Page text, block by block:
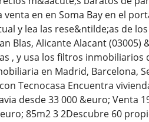
en en Soma Bay en el
y lea las rese&ntilde;as de
Blas, Alicante Alacant
, y usa los filtros
en Madrid, Barcelona,
Tecnocasa Encuentra
desde 33 000 &euro; Venta
85m2 3 2Descubre 60